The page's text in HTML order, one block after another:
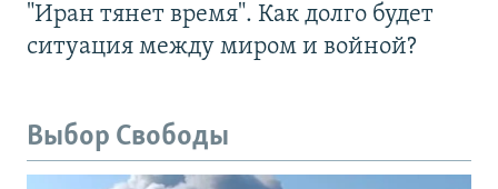
"Иран тянет время". Как долго будет
ситуация между миром и войной?
Выбор Свободы